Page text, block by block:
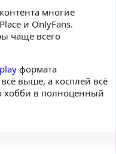
многие
и OnlyFans.
чаще всего
формата
выше, а косплей всё
хобби в полноценный